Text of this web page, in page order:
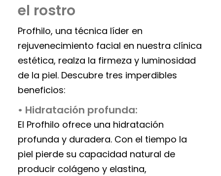
el rostro
Profhilo, una técnica líder en
rejuvenecimiento facial en nuestra clínica
estética, realza la firmeza y luminosidad
de la piel. Descubre tres imperdibles
beneficios:
• Hidratación profunda:
El Profhilo ofrece una hidratación
profunda y duradera. Con el tiempo la
piel pierde su capacidad natural de
producir colágeno y elastina,